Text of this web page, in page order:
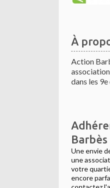
À
Action
dans les 9e
Barbès
Une envie
une
votre
encore